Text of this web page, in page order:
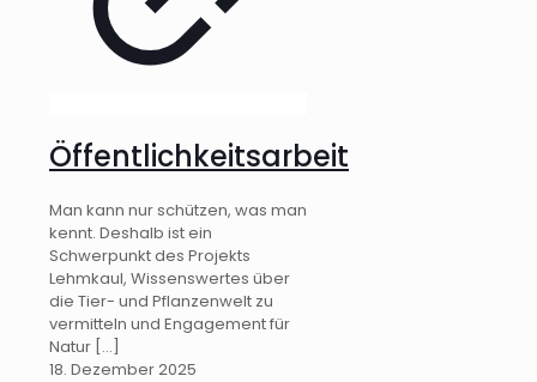
Öffentlichkeitsarbeit
Man kann nur schützen, was man
kennt. Deshalb ist ein
Schwerpunkt des Projekts
Lehmkaul, Wissenswertes über
die Tier- und Pflanzenwelt zu
vermitteln und Engagement für
Natur […]
18. Dezember 2025